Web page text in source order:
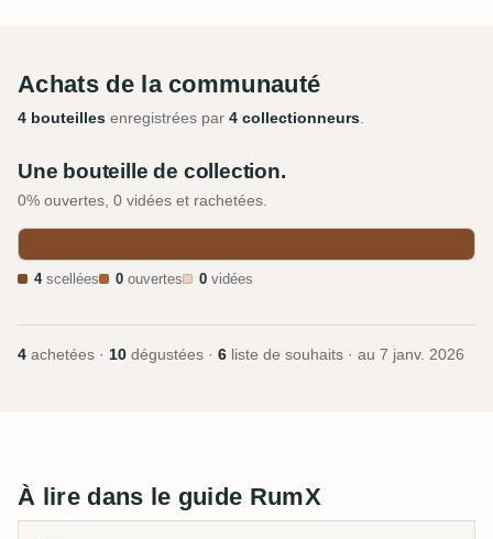
Achats de la communauté
4 bouteilles enregistrées par 4 collectionneurs
Une bouteille de collection.
0% ouvertes, 0 vidées et rachetées.
4scellées 0 ouvertes 0 vidées
4 achetées · 10 dégustées · 6 liste de souhaits · au 7 janv. 2026
À lire dans le guide RumX